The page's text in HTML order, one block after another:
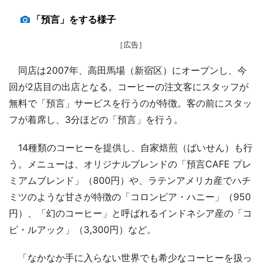
「預言」をする様子
［広告］
同店は2007年、高田馬場（新宿区）にオープンし、今
回が2店目の出店となる。コーヒーの注文客にスタッフが
無料で「預言」サービスを行うのが特徴。客の前にスタッ
フが着席し、3分ほどの「預言」を行う。
14種類のコーヒーを提供し、自家焙煎（ばいせん）も行
う。メニューは、オリジナルブレンドの「預言CAFE プレ
ミアムブレンド」（800円）や、ラテンアメリカ産でハチ
ミツのような甘さが特徴の「コロンビア・ハニー」（950
円）、「幻のコーヒー」と呼ばれるインドネシア産の「コ
ピ・ルアック」（3,300円）など。
「なかなか手に入らない世界でも希少なコーヒーを扱っ